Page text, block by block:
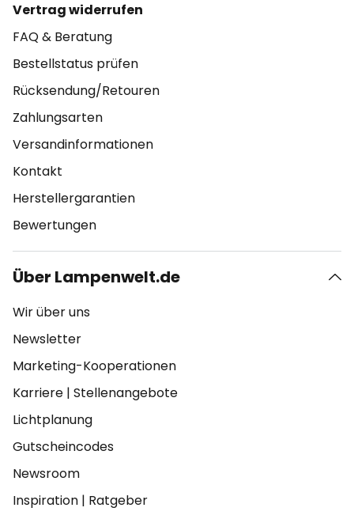
Vertrag widerrufen
FAQ & Beratung
Bestellstatus prüfen
Rücksendung/Retouren
Zahlungsarten
Versandinformationen
Kontakt
Herstellergarantien
Bewertungen
Über Lampenwelt.de
Wir über uns
Newsletter
Marketing-Kooperationen
Karriere | Stellenangebote
Lichtplanung
Gutscheincodes
Newsroom
Inspiration | Ratgeber